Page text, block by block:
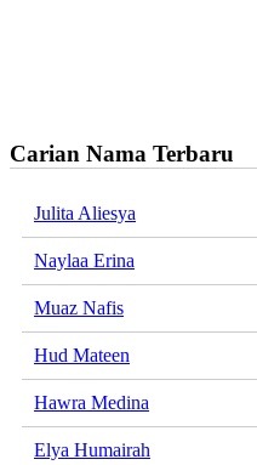
Carian Nama Terbaru
Julita Aliesya
Naylaa Erina
Muaz Nafis
Hud Mateen
Hawra Medina
Elya Humairah